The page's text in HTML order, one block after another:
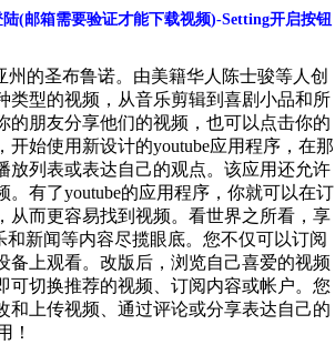
(邮箱需要验证才能下载视频)-Setting开启按钮
的圣布鲁诺。由美籍华人陈士骏等人创
类型的视频，从音乐剪辑到喜剧小品和所
朋友分享他们的视频，也可以点击你的
始使用新设计的youtube应用程序，在那
放列表或表达自己的观点。该应用还允许
有了youtube的应用程序，你就可以在订
从而更容易找到视频。看世界之所看，享
新闻等内容尽揽眼底。您不仅可以订阅
上观看。改版后，浏览自己喜爱的视频
切换推荐的视频、订阅内容或帐户。您
上传视频、通过评论或分享表达自己的
！